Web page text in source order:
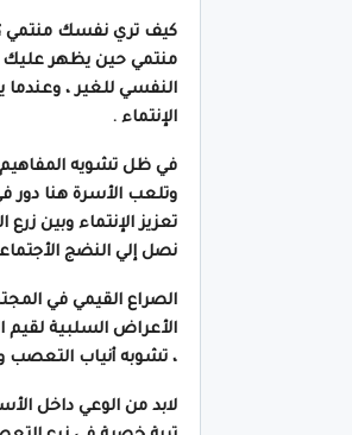
كيف تري نفسك منتمي ؟
منتمي حين يظهر عليك
النفسي للغير ، وعندما
الإنتماء .
في ظل تشويه المفاهيم
وتلعب الأسرة هنا دور
تعزيز الإنتماء وبين
نصل إلي النضج
الصراع القيمي في
الأعراض السلبية لقيم
، تشوبه أنياب التعصب
لابد من الوعي داخل